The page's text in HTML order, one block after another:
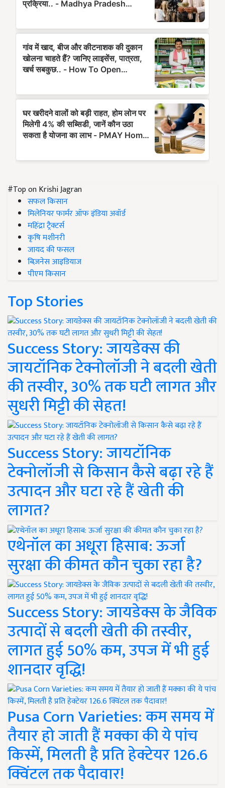
#Top on Krishi Jagran
सफल किसान
मिलेनियर फार्मर ऑफ इंडिया अवॉर्ड
महिंद्रा ट्रैक्टर्स
कृषि मशीनरी
जायद की फसल
बिज़नेस आइडियाज
पीएम किसान
Top Stories
Success Story: जायडेक्स की
जायटॉनिक टेक्नोलॉजी ने बदली खेती
की तस्वीर, 30% तक घटी लागत और
सुधरी मिट्टी की सेहत!
Success Story: जायटॉनिक
टेक्नोलॉजी से किसान कैसे बढ़ा रहे हैं
उत्पादन और घटा रहे हैं खेती की
लागत?
एथेनॉल का अधूरा हिसाब: ऊर्जा
सुरक्षा की कीमत कौन चुका रहा है?
Success Story: जायडेक्स के जैविक
उत्पादों से बदली खेती की तस्वीर,
लागत हुई 50% कम, उपज में भी हुई
शानदार वृद्धि!
Pusa Corn Varieties: कम समय में
तैयार हो जाती हैं मक्का की ये पांच
किस्में, मिलती है प्रति हेक्टेयर 126.6
क्विंटल तक पैदावार!